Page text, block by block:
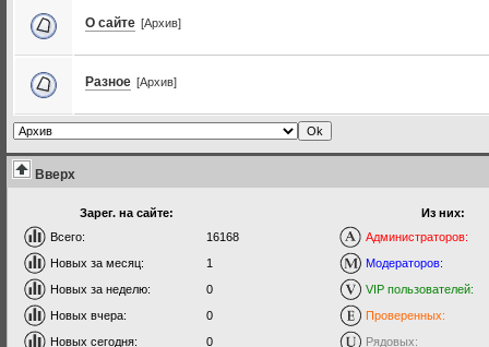
О сайте [Архив]
Разное [Архив]
Вверх
Зарег. на сайте:
Всего:
16168
Новых за месяц:
1
Новых за неделю:
0
Новых вчера:
0
Новых сегодня:
0
Из них:
Администраторов:
Модераторов:
VIP пользователей:
Проверенных:
Рядовых: